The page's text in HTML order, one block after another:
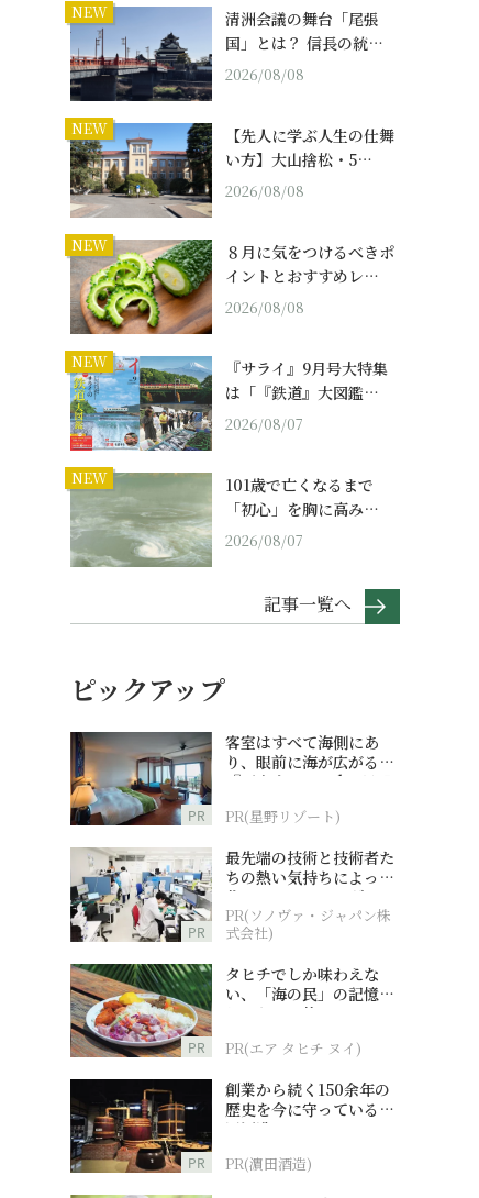
NEW
清洲会議の舞台「尾張
国」とは？ 信長の統…
2026/08/08
NEW
【先人に学ぶ人生の仕舞
い方】大山捨松・5…
2026/08/08
NEW
８月に気をつけるべきポ
イントとおすすめレ…
2026/08/08
NEW
『サライ』9月号大特集
は「『鉄道』大図鑑…
2026/08/07
NEW
101歳で亡くなるまで
「初心」を胸に高み…
2026/08/07
記事一覧へ
ピックアップ
PR
客室はすべて海側にあ
り、眼前に海が広がる
『西表島ホテル by 星野
PR(星野リゾート)
PR
最先端の技術と技術者た
ちの熱い気持ちによって
作られているオーダーメ
イド補聴器
PR(ソノヴァ・ジャパン株
式会社)
PR
タヒチでしか味わえな
い、「海の民」の記憶へ
とつながる旅
PR(エア タヒチ ヌイ)
PR
創業から続く150余年の
歴史を今に守っている濵
田酒造
PR(濵田酒造)